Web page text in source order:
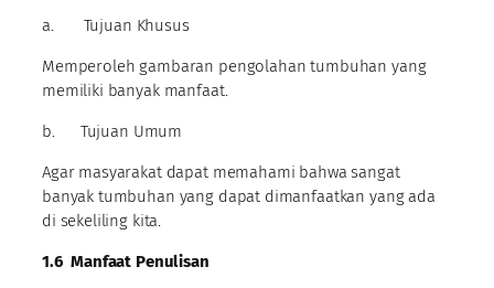
a. Tujuan Khusus
Memperoleh gambaran pengolahan tumbuhan yang
memiliki banyak manfaat.
b. Tujuan Umum
Agar masyarakat dapat memahami bahwa sangat
banyak tumbuhan yang dapat dimanfaatkan yang ada
di sekeliling kita.
1.6Manfaat Penulisan